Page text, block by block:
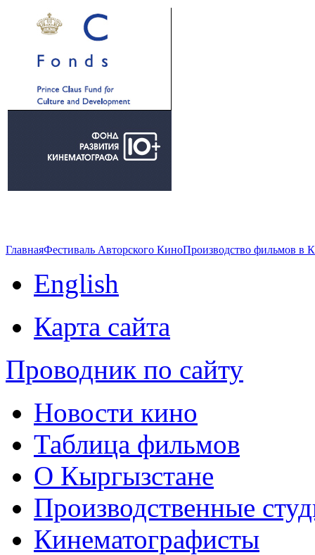
ГлавнаяФестиваль Авторского КиноПроизводство фильмов в
English
Карта сайта
Проводник по сайту
Новости кино
Таблица фильмов
О Кыргызстане
Производственные
Кинематографисты